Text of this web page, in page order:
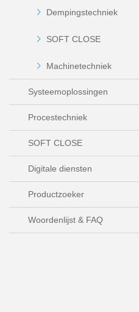
Dempingstechniek
SOFT CLOSE
Machinetechniek
Systeemoplossingen
Procestechniek
SOFT CLOSE
Digitale diensten
Productzoeker
Woordenlijst & FAQ